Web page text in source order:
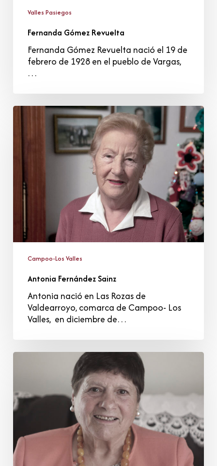
Valles Pasiegos
Fernanda Gómez Revuelta
Fernanda Gómez Revuelta nació el 19 de
febrero de 1928 en el pueblo de Vargas,
…
Antonia
Campoo-Los Valles
Antonia Fernández Sainz
Antonia nació en Las Rozas de
Valdearroyo, comarca de Campoo- Los
Valles, en diciembre de…
Trinidad
Díaz